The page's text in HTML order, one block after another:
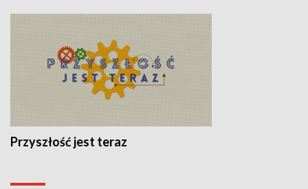
Przyszłość jest teraz